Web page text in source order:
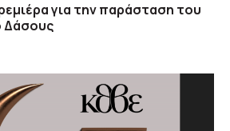
για την παράσταση του
Δάσους